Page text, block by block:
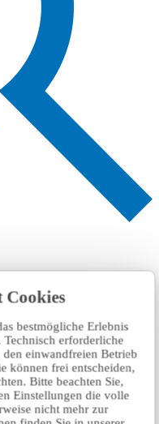
Cookies
bestmögliche Erlebnis
Technisch erforderliche
den einwandfreien Betrieb
können frei entscheiden,
Bitte beachten Sie,
Einstellungen die volle
nicht mehr zur